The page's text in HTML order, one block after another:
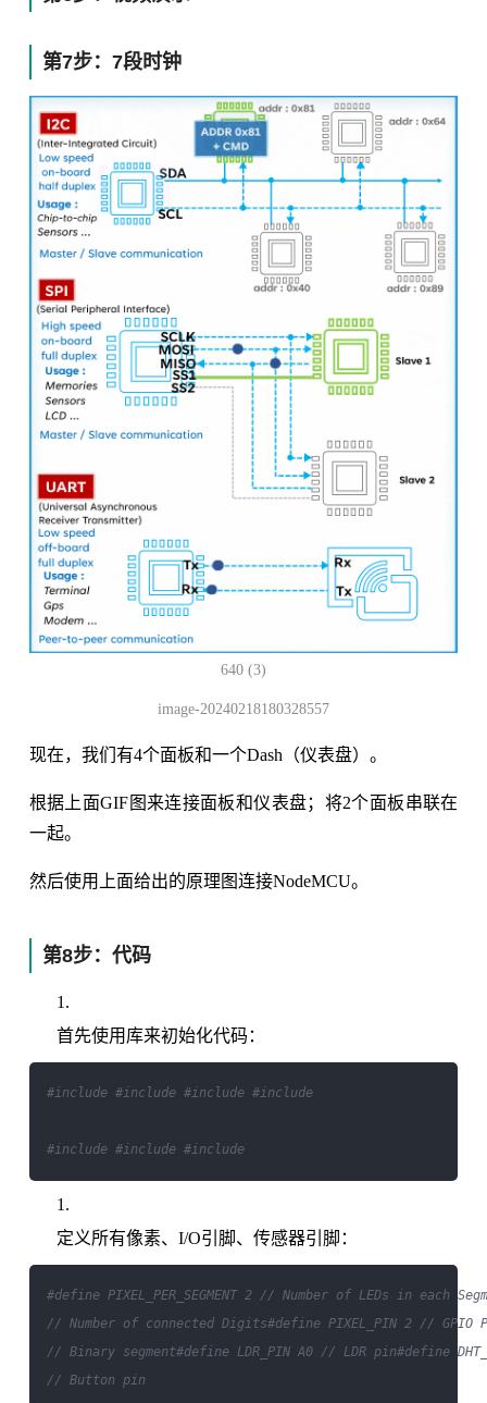
第7步：7段时钟
640 (3)
image-20240218180328557
现在，我们有4个面板和一个Dash（仪表盘）。
根据上面GIF图来连接面板和仪表盘；将2个面板串联在
一起。
然后使用上面给出的原理图连接NodeMCU。
第8步：代码
首先使用库来初始化代码：
#include #include #include #include
#include #include #include
定义所有像素、I/O引脚、传感器引脚：
#define PIXEL_PER_SEGMENT 2 // Number of LEDs in each
// Number of connected Digits#define PIXEL_PIN 2 // GPIO
// Binary segment#define LDR_PIN A0 // LDR pin#define
// Button pin